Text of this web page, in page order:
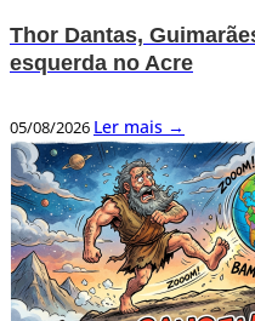
Thor Dantas,
esquerda no Acre
05/08/2026 Ler mais →